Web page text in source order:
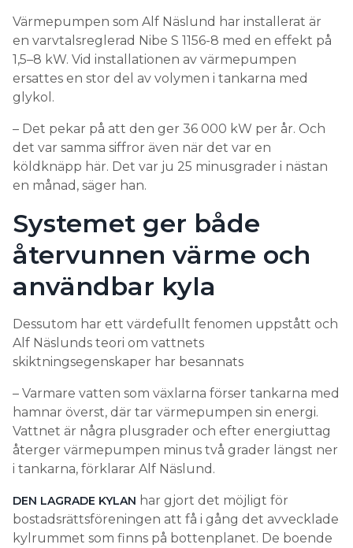
Värmepumpen som Alf Näslund har installerat är
en varvtalsreglerad Nibe S 1156-8 med en effekt på
1,5–8 kW. Vid installationen av värmepumpen
ersattes en stor del av volymen i tankarna med
glykol.
– Det pekar på att den ger 36 000 kW per år. Och
det var samma siffror även när det var en
köldknäpp här. Det var ju 25 minusgrader i nästan
en månad, säger han.
Systemet ger både
återvunnen värme och
användbar kyla
Dessutom har ett värdefullt fenomen uppstått och
Alf Näslunds teori om vattnets
skiktningsegenskaper har besannats
– Varmare vatten som växlarna förser tankarna med
hamnar överst, där tar värmepumpen sin energi.
Vattnet är några plusgrader och efter energiuttag
återger värmepumpen minus två grader längst ner
i tankarna, förklarar Alf Näslund.
DEN LAGRADE KYLAN har gjort det möjligt för
bostadsrättsföreningen att få i gång det avvecklade
kylrummet som finns på bottenplanet. De boende